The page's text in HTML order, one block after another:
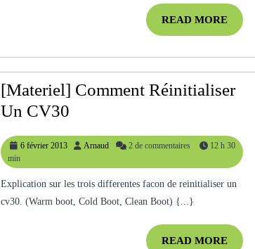
Multi
Requête
SQL
Dans
READ MOREREAD
MORE
[Materiel] Comment Réinitialiser
Un CV30
Comment
Réinitialiser
Un
CV30
6 février 2013
6
2013
Arnaud Arnaud
2 de commentaires
12 h 30
min
Explication sur les trois differentes facon de reinitialiser un
cv30. (Warm boot, Cold Boot, Clean Boot) {...}
READ MOREREAD